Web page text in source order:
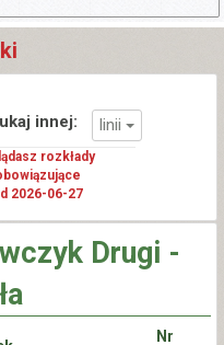
innej: linii
rozkłady
2026-06-27
Drugi -
Nr